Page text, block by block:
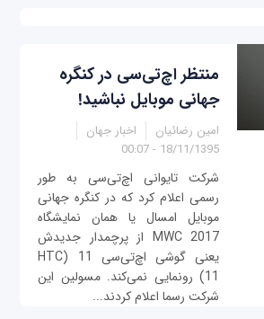
منتظر اچ‌تی‌سی در کنگره
جهانی موبایل نباشید!
امین رضائیان
اخبار جهان
18/11/1395 - 00:07
شرکت تایوانی اچ‌تی‌سی به طور
رسمی اعلام کرد که در کنگره جهانی
موبایل امسال یا همان نمایشگاه
MWC 2017 از پرچمدار جدیدش
یعنی گوشی اچ‌تی‌سی 11 (HTC
11) رونمایی نمی‌کند. مسولین این
شرکت رسما اعلام کردند...